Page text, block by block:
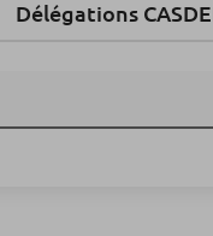
Délégations